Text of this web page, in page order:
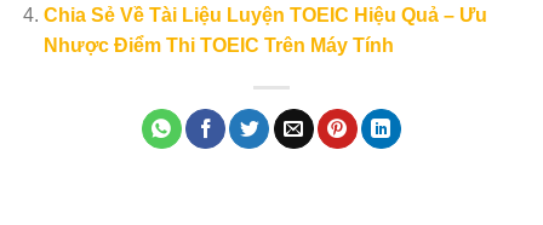
Chia Sẻ Về Tài Liệu Luyện TOEIC Hiệu Quả – Ưu
Nhược Điểm Thi TOEIC Trên Máy Tính